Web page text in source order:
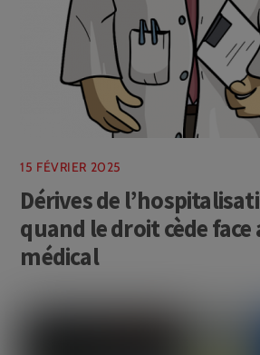
15 FÉVRIER 2025
Dérives de
quand le droit cède
médical